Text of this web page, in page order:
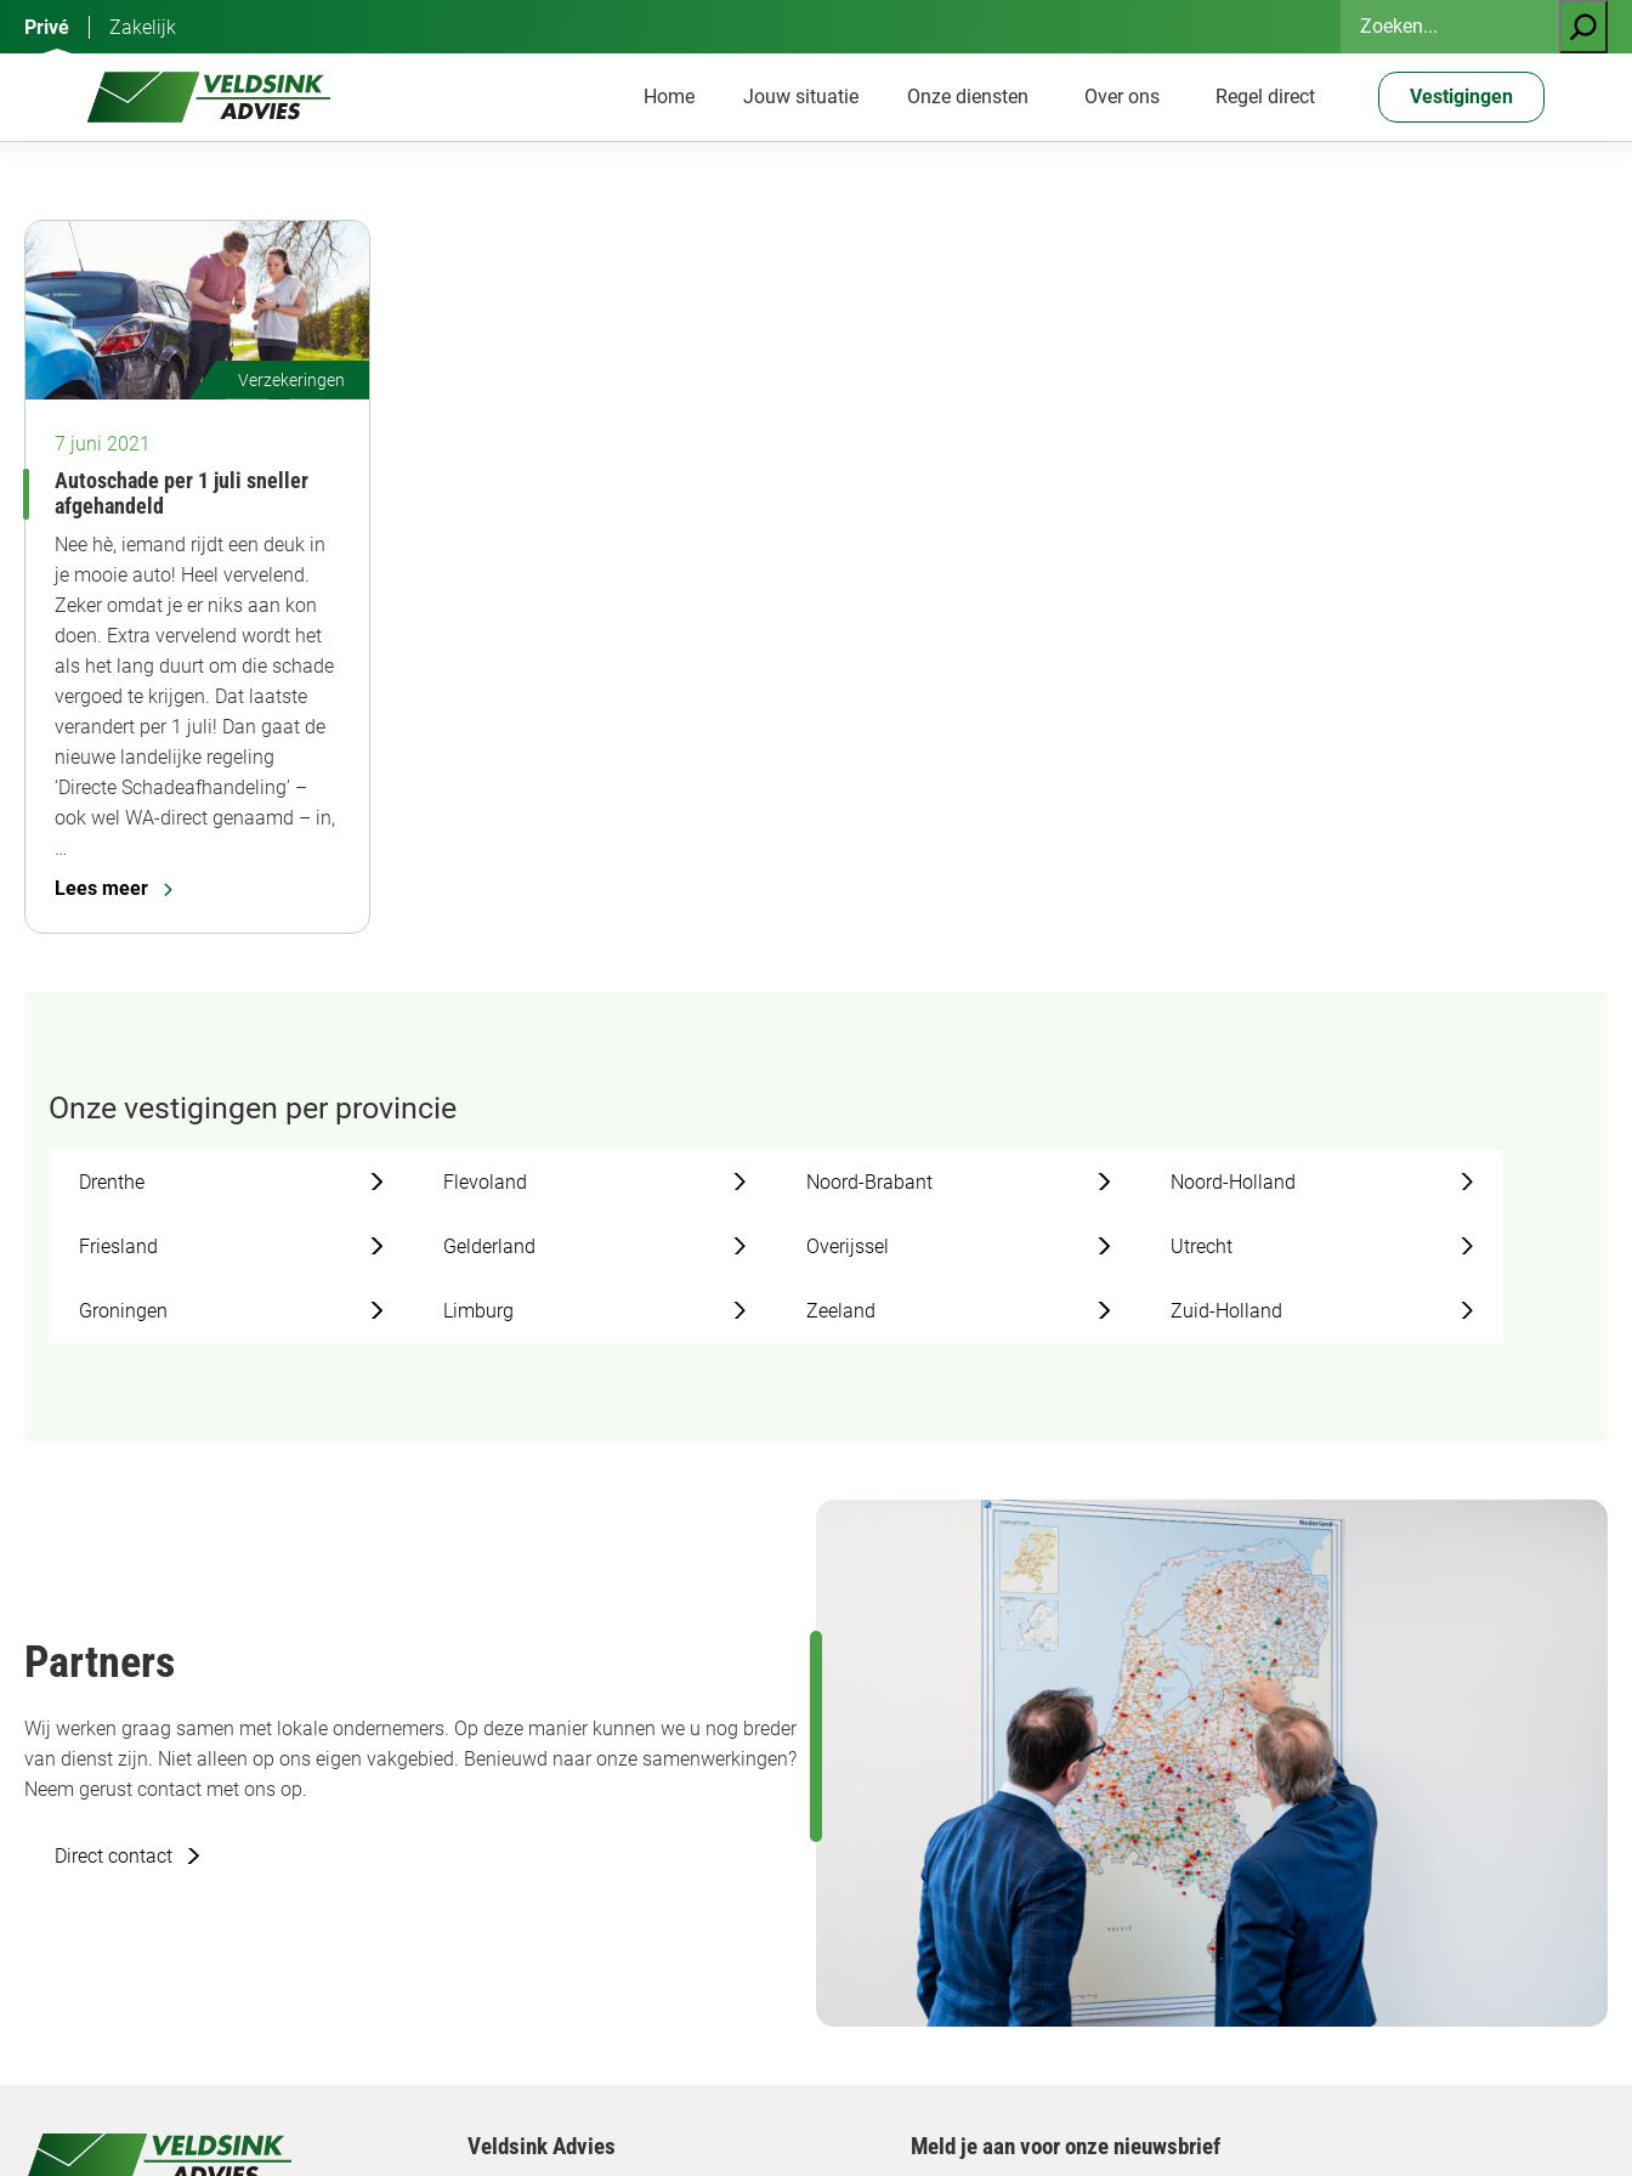
Privé Zakelijk
Zoeken
Home Jouw situatie Onze diensten Over ons Regel direct Vestigingen
Verzekeringen
7 juni 2021
Autoschade per 1 juli sneller
afgehandeld
Nee hè, iemand rijdt een deuk in
je mooie auto! Heel vervelend.
Zeker omdat je er niks aan kon
doen. Extra vervelend wordt het
als het lang duurt om die schade
vergoed te krijgen. Dat laatste
verandert per 1 juli! Dan gaat de
nieuwe landelijke regeling
‘Directe Schadeafhandeling’ –
ook wel WA-direct genaamd – in,
…
Lees meer
Onze vestigingen per provincie
Drenthe Flevoland Noord-Brabant Noord-Holland
Friesland Gelderland Overijssel Utrecht
Groningen Limburg Zeeland Zuid-Holland
Partners
Wij werken graag samen met lokale ondernemers. Op deze manier kunnen we u nog breder
van dienst zijn. Niet alleen op ons eigen vakgebied. Benieuwd naar onze samenwerkingen?
Neem gerust contact met ons op.
Direct contact
Veldsink Advies Meld je aan voor onze nieuwsbrief